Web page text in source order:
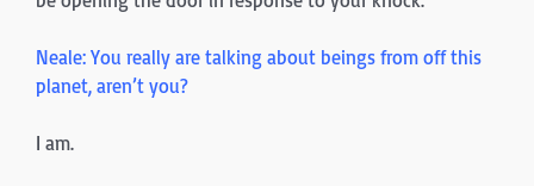
Neale: You really are talking about beings from off this
planet, aren’t you?
I am.